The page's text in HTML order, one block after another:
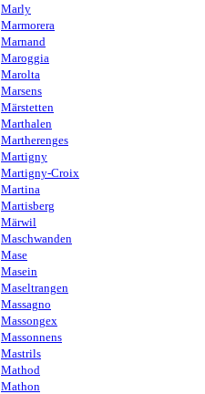
Marly
Marmorera
Marnand
Maroggia
Marolta
Marsens
Märstetten
Marthalen
Martherenges
Martigny
Martigny-Croix
Martina
Martisberg
Märwil
Maschwanden
Mase
Masein
Maseltrangen
Massagno
Massongex
Massonnens
Mastrils
Mathod
Mathon